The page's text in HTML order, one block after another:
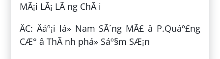
MÃ¡i LÃ¡ LÃ ng ChÃ i
ÄC: Äáº¡i lá» Nam SÃ´ng MÃ£ â P.Quáº£ng
CÆ° â ThÃ nh phá» Sáº§m SÆ¡n